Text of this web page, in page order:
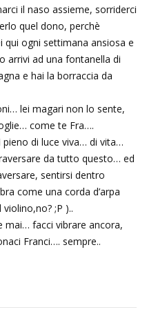
il naso assieme, sorriderci
quel dono, perchè
ogni settimana ansiosa e
arrivi ad una fontanella di
e hai la borraccia da
lei magari non lo sente,
come te Fra….
di luce viva… di vita…
da tutto questo… ed
sentirsi dentro
come una corda d’arpa
;P )..
mai… facci vibrare ancora,
Franci…. sempre..